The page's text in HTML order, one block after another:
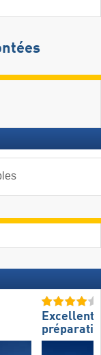
Excellente